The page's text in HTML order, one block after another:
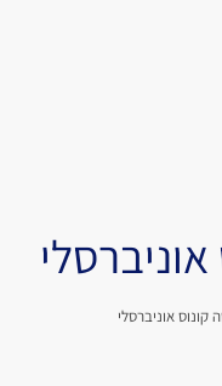
אוניברסלי